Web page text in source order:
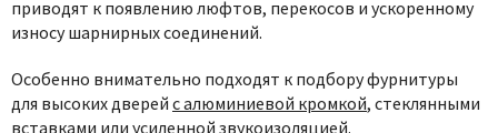
приводят к появлению люфтов, перекосов и ускоренному
износу шарнирных соединений.
Особенно внимательно подходят к подбору фурнитуры
для высоких дверей с алюминиевой кромкой, стеклянными
вставками или усиленной звукоизоляцией.